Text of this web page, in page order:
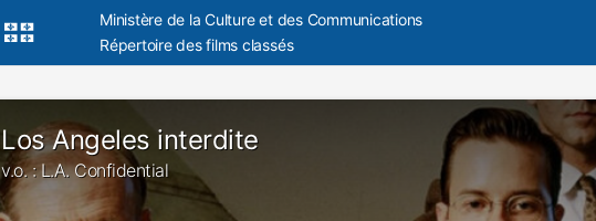
Ministère de la Culture et des Communications
Répertoire des films classés
Los Angeles interdite
v.o. : L.A. Confidential